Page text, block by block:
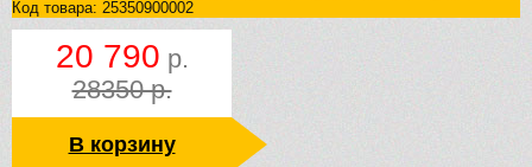
Код товара: 25350900002
20 790 р.
28350 р.
В корзину